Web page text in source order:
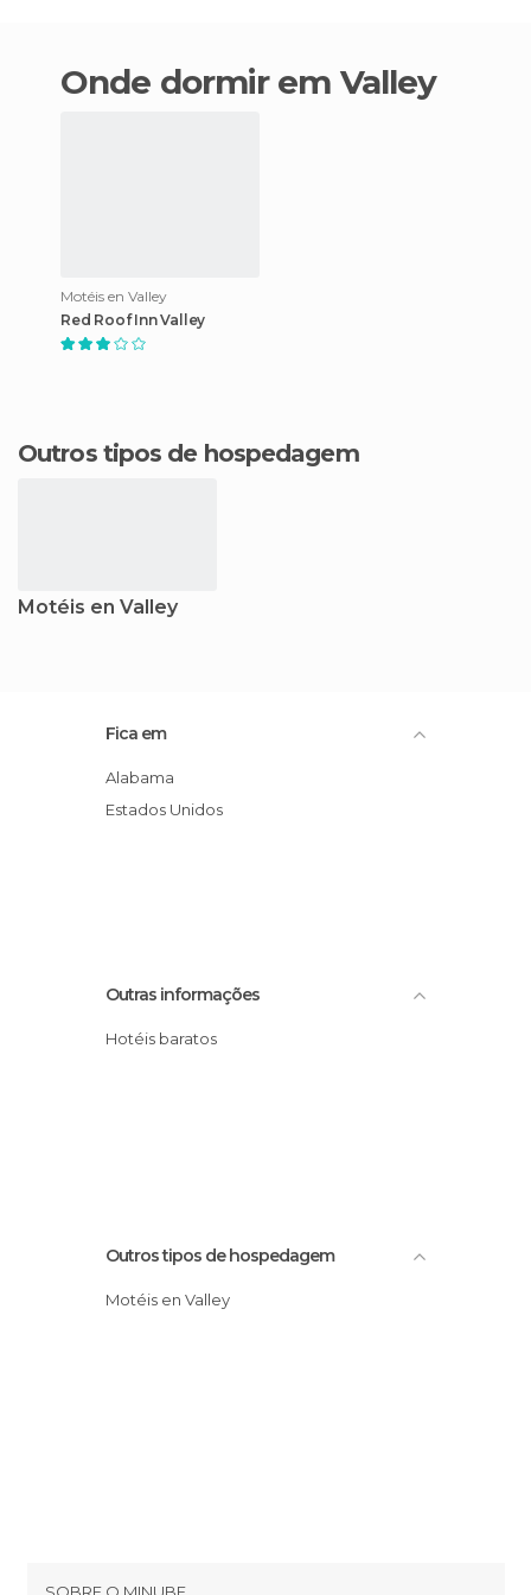
Onde dormir em Valley
Motéis en Valley
Red Roof Inn Valley
Outros tipos de hospedagem
Motéis en Valley
Fica em
Alabama
Estados Unidos
Outras informações
Hotéis baratos
Outros tipos de hospedagem
Motéis en Valley